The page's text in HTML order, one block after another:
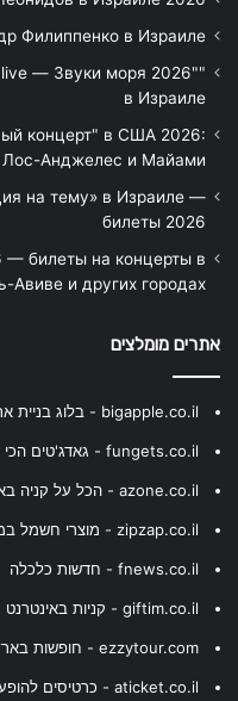
Филиппенко в Израиле
live — Звуки моря 2026"
в Израиле
концерт" в США 2026:
Лос-Анджелес и Майами
на тему» в Израиле —
билеты 2026
билеты на концерты в
Авиве и других городах
אתרים מומלצים
bigapple.co.il - בלוג בניית אתרים
fungets.co.il - גאדג'טים הכי שווים
azone.co.il - הכל על קניה באמזון
zipzap.co.il - מוצרי חשמל במחירים הגיוניים
fnews.co.il - חדשות כלכלה
giftim.co.il - קניות באינטרנט
ezzytour.com - חופשות בארץ ובעולם
aticket.co.il - כרטיסים להופעות